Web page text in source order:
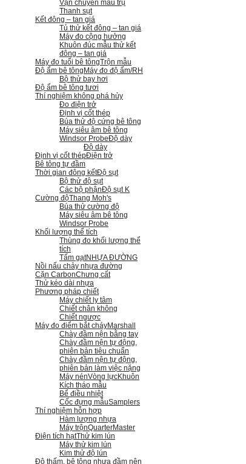
Vận chuyển mẫu trụ
Thanh sụt
Kết đông – tan giá
Tủ thử kết đông – tan giá
Máy đo cộng hưởng
Khuôn đúc mẫu thử kết
đông – tan giá
Máy đo tuổi bê tôngTrộn mẫu
Độ ẩm bê tông Máy đo độ ẩm/RH
Bộ thử bay hơi
Độ ẩm bê tông tươi
Thí nghiệm không phá hủy
Đo điện trở
Định vị cốt thép
Búa thử độ cứng bê tông
Máy siêu âm bê tông
Windsor ProbeĐộ dày
Độ dày
Định vị cốt thépĐiện trở
Bê tông tự đầm
Thời gian đông kếtĐộ sụt
Bộ thử độ sụt
Các bộ phậnĐộ sụt K
Cường độThang Moh's
Búa thử cường độ
Máy siêu âm bê tông
Windsor Probe
Khối lượng thể tích
Thùng đo khối lượng thể
tích
Tấm gạtNHỰA ĐƯỜNG
Nồi nấu chảy nhựa đường
Cặn CarbonChưng cất
Thử kéo dài nhựa
Phương pháp chiết
Máy chiết ly tâm
Chiết chân không
Chiết ngược
Máy đo điểm bắt cháyMarshall
Chày đầm nện bằng tay
Chày đầm nện tự động,
phiên bản tiêu chuẩn
Chày đầm nện tự động,
phiên bản làm việc nặng
Máy nénVòng lựcKhuôn
Kích tháo mẫu
Bể điều nhiệt
Cốc đựng mẫuSamplers
Thí nghiệm hỗn hợp
Hàm lượng nhựa
Máy trộnQuarterMaster
Điện tích hạtThử kim lún
Máy thử kim lún
Kim thử độ lún
Độ thấm, bê tông nhựa đầm nện